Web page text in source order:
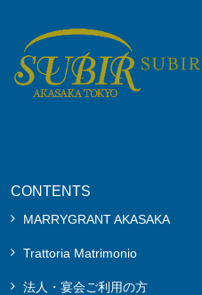
CONTENTS
MARRYGRANT AKASAKA
Trattoria Matrimonio
法人・宴会ご利用の方